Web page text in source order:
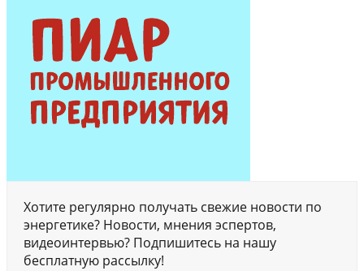
Хотите регулярно получать свежие новости по
энергетике? Новости, мнения эспертов,
видеоинтервью? Подпишитесь на нашу
бесплатную рассылку!